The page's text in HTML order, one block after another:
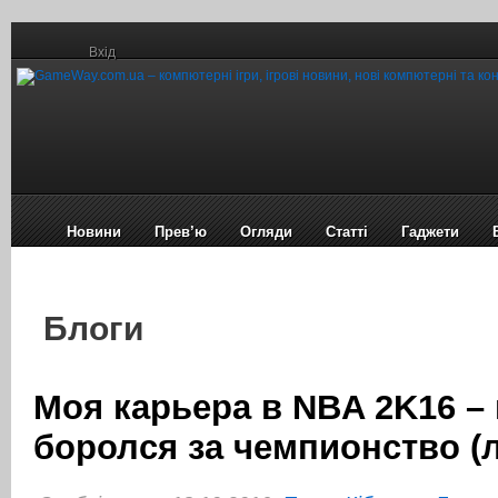
Вхід
Новини Прев’ю Огляди Статті Гаджети
Блоги
Моя карьера в NBA 2K16 –
боролся за чемпионство